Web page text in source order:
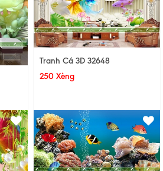
Tranh Cá 3D 32648
250 Xèng